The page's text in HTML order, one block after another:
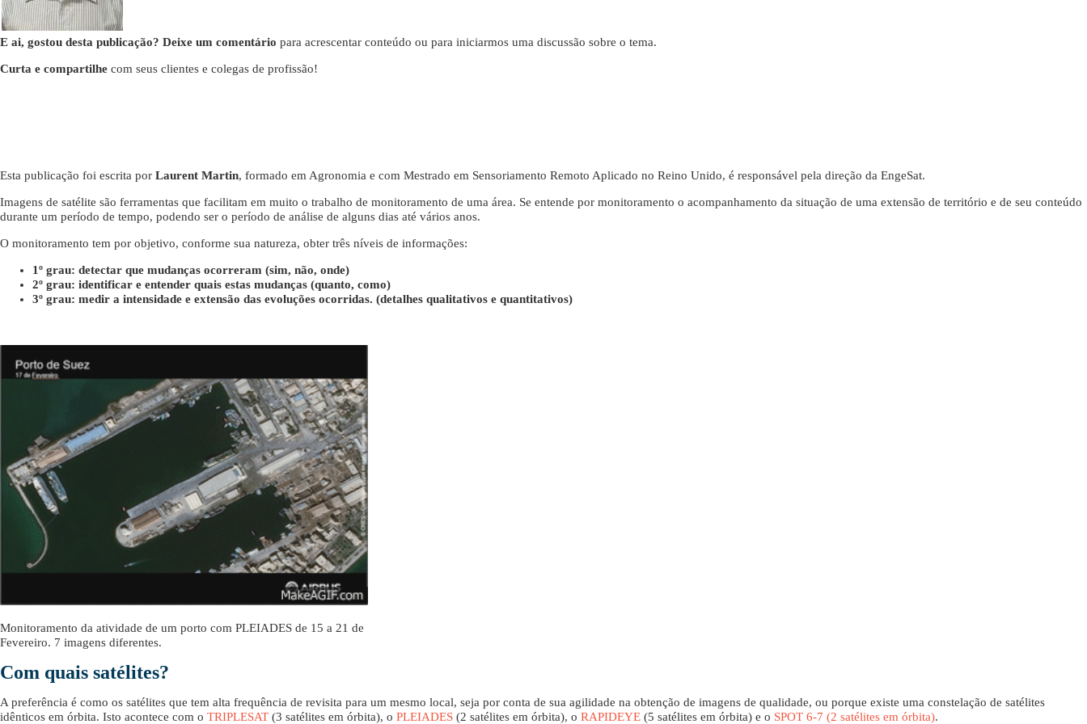
E ai, gostou desta publicação? Deixe um comentário para acrescentar conteúdo ou para iniciarmos uma discussão sobre o tema.
Curta e compartilhe com seus clientes e colegas de profissão!
Esta publicação foi escrita por Laurent Martin, formado em Agronomia e com Mestrado em Sensoriamento Remoto Aplicado no Reino Unido, é responsável pela direção da EngeSat.
Imagens de satélite são ferramentas que facilitam em muito o trabalho de monitoramento de uma área. Se entende por monitoramento o acompanhamento da situação de uma extensão de território e de seu conteúdo
durante um período de tempo, podendo ser o período de análise de alguns dias até vários anos.
O monitoramento tem por objetivo, conforme sua natureza, obter três níveis de informações:
1º grau: detectar que mudanças ocorreram (sim, não, onde)
2º grau: identificar e entender quais estas mudanças (quanto, como)
3º grau: medir a intensidade e extensão das evoluções ocorridas. (detalhes qualitativos e quantitativos)
Monitoramento da atividade de um porto com PLEIADES de 15 a 21 de
Fevereiro. 7 imagens diferentes.
Com quais satélites?
A preferência é como os satélites que tem alta frequência de revisita para um mesmo local, seja por conta de sua agilidade na obtenção de imagens de qualidade, ou porque existe uma constelação de satélites
idênticos em órbita. Isto acontece com o TRIPLESAT (3 satélites em órbita), o PLEIADES (2 satélites em órbita), o RAPIDEYE (5 satélites em órbita) e o SPOT 6-7 (2 satélites em órbita).